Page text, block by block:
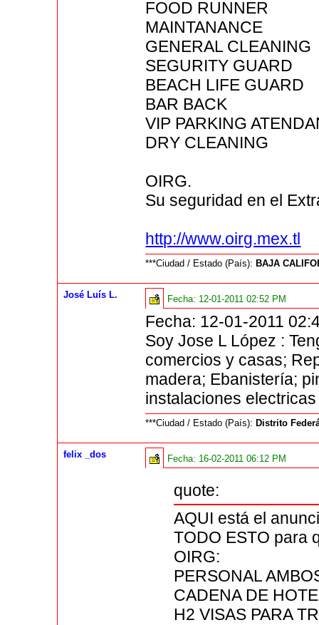
FOOD RUNNER
MAINTANANCE
GENERAL CLEANING
SEGURITY GUARD
BEACH LIFE GUARD
BAR BACK
VIP PARKING
DRY CLEANING
OIRG.
Su seguridad en el
http://www.oirg.mex.tl
***Ciudad / Estado (País): BAJA
José Luís L. Fecha: 12-01-2011 02:52 PM
Fecha: 12-01-2011
Soy Jose L López :
comercios y casas;
madera; Ebanistería;
instalaciones
***Ciudad / Estado (País): Distrito
felix _dos Fecha: 16-02-2011 06:12 PM
quote:
AQUI está el
TODO ESTO para
OIRG:
PERSONAL
CADENA DE
H2 VISAS PARA